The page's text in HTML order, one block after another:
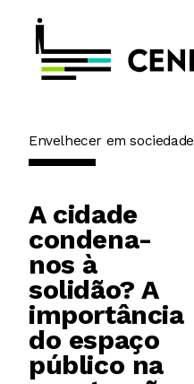
Envelhecer em sociedade
A cidade
condena-
nos à
solidão? A
importância
do espaço
público na